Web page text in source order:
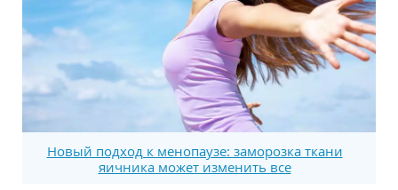
Новый подход к менопаузе: заморозка ткани
яичника может изменить все